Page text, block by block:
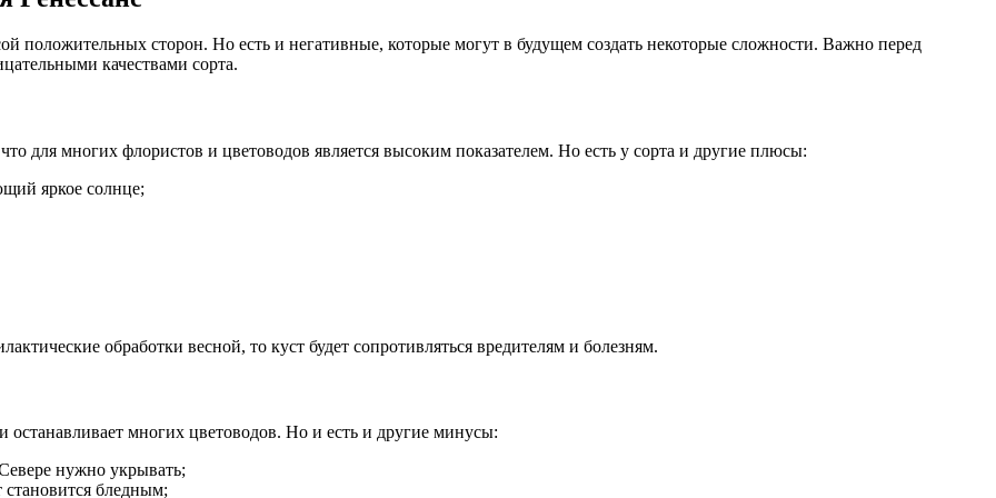
положительных сторон. Но есть и негативные, которые могут в будущем создать некоторые сложности. Важно перед
качествами сорта.
для многих флористов и цветоводов является высоким показателем. Но есть у сорта и другие плюсы:
яркое солнце;
обработки весной, то куст будет сопротивляться вредителям и болезням.
многих цветоводов. Но и есть и другие минусы:
нужно укрывать;
бледным;